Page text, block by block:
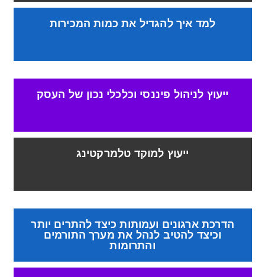
למד איך להגדיל את כמות המכירות
ייעוץ לניהול פיננסי וכלכלי נכון של העסק
ייעוץ למוקד טלמרקטינג
הדרכת ארגונים ועמותות כיצד להתרים יותר
וכיצד להטיב לנהל את מערך התורמים
והתרומות